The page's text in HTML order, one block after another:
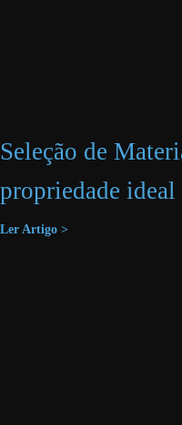
Seleção de
propriedade ideal
Ler Artigo >